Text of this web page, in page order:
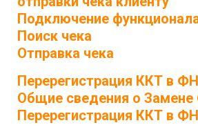
Подключение
Поиск чека
Отправка чека
Перерегистрация ККТ в
Общие сведения о
Перерегистрация ККТ в